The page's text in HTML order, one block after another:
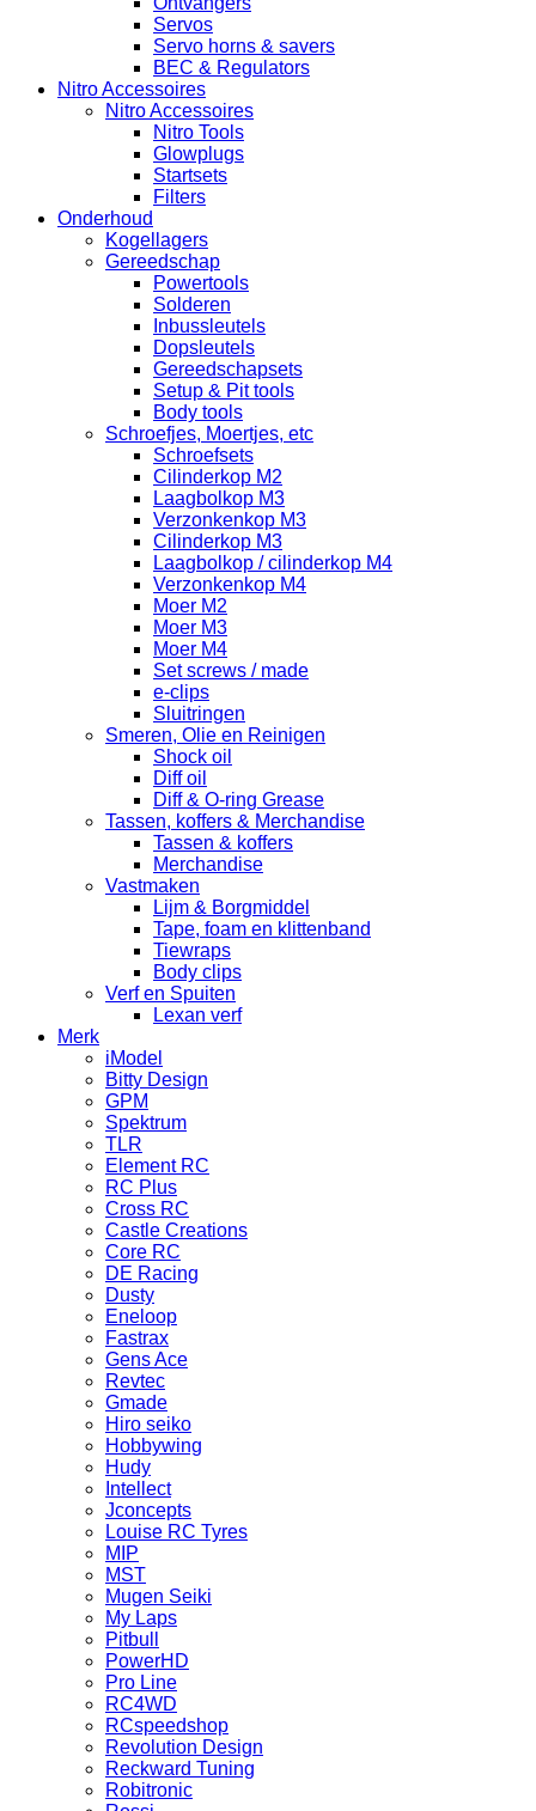
Servos
Servo horns & savers
BEC & Regulators
Nitro Accessoires
Nitro Accessoires
Nitro Tools
Glowplugs
Startsets
Filters
Onderhoud
Kogellagers
Gereedschap
Powertools
Solderen
Inbussleutels
Dopsleutels
Gereedschapsets
Setup & Pit tools
Body tools
Schroefjes, Moertjes, etc
Schroefsets
Cilinderkop M2
Laagbolkop M3
Verzonkenkop M3
Cilinderkop M3
Laagbolkop / cilinderkop M4
Verzonkenkop M4
Moer M2
Moer M3
Moer M4
Set screws / made
e-clips
Sluitringen
Smeren, Olie en Reinigen
Shock oil
Diff oil
Diff & O-ring Grease
Tassen, koffers & Merchandise
Tassen & koffers
Merchandise
Vastmaken
Lijm & Borgmiddel
Tape, foam en klittenband
Tiewraps
Body clips
Verf en Spuiten
Lexan verf
Merk
iModel
Bitty Design
GPM
Spektrum
TLR
Element RC
RC Plus
Cross RC
Castle Creations
Core RC
DE Racing
Dusty
Eneloop
Fastrax
Gens Ace
Revtec
Gmade
Hiro seiko
Hobbywing
Hudy
Intellect
Jconcepts
Louise RC Tyres
MIP
MST
Mugen Seiki
My Laps
Pitbull
PowerHD
Pro Line
RC4WD
RCspeedshop
Revolution Design
Reckward Tuning
Robitronic